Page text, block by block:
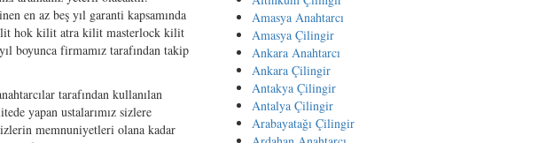
en az beş yıl garanti kapsamında
hok kilit atra kilit masterlock kilit
boyunca firmamız tarafından takip
tarafından kullanılan
yapan ustalarımız sizlere
memnuniyetleri olana kadar
Amasya Anahtarcı
Amasya Çilingir
Ankara Anahtarcı
Ankara Çilingir
Antakya Çilingir
Antalya Çilingir
Arabayatağı Çilingir